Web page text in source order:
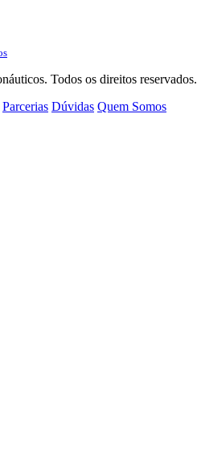
Todos os direitos reservados.
Parcerias Dúvidas Quem Somos